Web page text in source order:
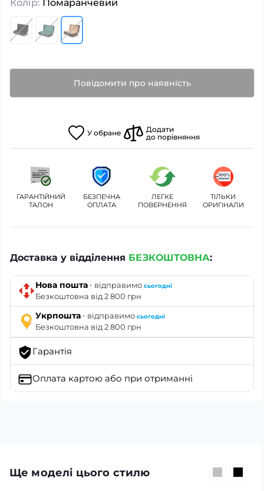
Колір: Помаранчевий
Повідомити про наявність
У обране
Додати
до порівняння
ГАРАНТІЙНИЙ
ТАЛОН
БЕЗПЕЧНА
ОПЛАТА
ЛЕГКЕ
ПОВЕРНЕННЯ
ТІЛЬКИ
ОРИГІНАЛИ
Доставка у відділення БЕЗКОШТОВНА:
Нова пошта · відправимо сьогодні
Безкоштовна від 2 800 грн
Укрпошта · відправимо сьогодні
Безкоштовна від 2 800 грн
Гарантія
Оплата картою або при отриманні
Ще моделі цього стилю